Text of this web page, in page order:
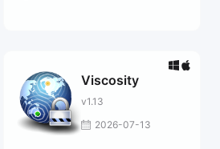
Viscosity
v1.13
2026-07-13